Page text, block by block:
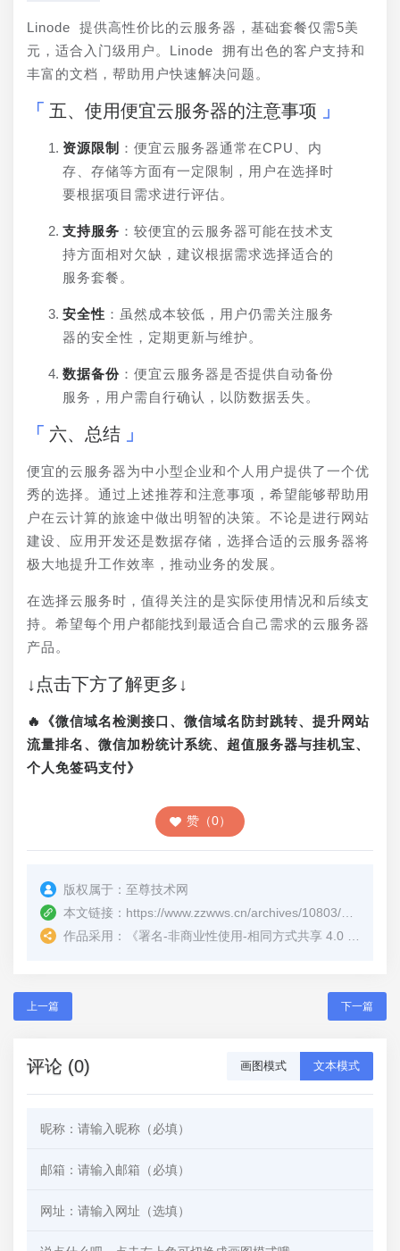
Linode 提供高性价比的云服务器，基础套餐仅需5美
元，适合入门级用户。Linode 拥有出色的客户支持和
丰富的文档，帮助用户快速解决问题。
五、使用便宜云服务器的注意事项
资源限制 ：便宜云服务器通常在CPU、内
存、存储等方面有一定限制，用户在选择时
要根据项目需求进行评估。
支持服务 ：较便宜的云服务器可能在技术支
持方面相对欠缺，建议根据需求选择适合的
服务套餐。
安全性 ：虽然成本较低，用户仍需关注服务
器的安全性，定期更新与维护。
数据备份 ：便宜云服务器是否提供自动备份
服务，用户需自行确认，以防数据丢失。
六、总结
便宜的云服务器为中小型企业和个人用户提供了一个优
秀的选择。通过上述推荐和注意事项，希望能够帮助用
户在云计算的旅途中做出明智的决策。不论是进行网站
建设、应用开发还是数据存储，选择合适的云服务器将
极大地提升工作效率，推动业务的发展。
在选择云服务时，值得关注的是实际使用情况和后续支
持。希望每个用户都能找到最适合自己需求的云服务器
产品。
↓点击下方了解更多↓
🔥《微信域名检测接口、微信域名防封跳转、提升网站
流量排名、微信加粉统计系统、超值服务器与挂机宝、
个人免签码支付》
赞（0）
版权属于： 至尊技术网
本文链接：
作品采用：
《署名-非商业性使用-相同方式共享 4.0 国际 (CC BY-NC-SA 4.0)
上一篇 下一篇
评论 (0) 画图模式 文本模式